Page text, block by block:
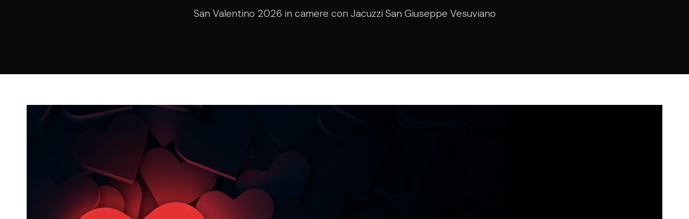
San Valentino 2026 in camere con Jacuzzi San Giuseppe Vesuviano